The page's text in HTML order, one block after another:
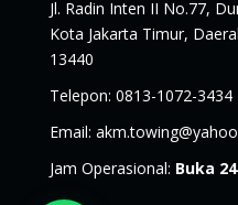
Jl. Radin Inten II No.77,
Kota Jakarta Timur,
13440
Telepon: 0813-1072-3434
Email:
Jam Operasional: Buka